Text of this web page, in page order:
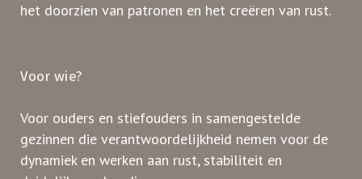
het doorzien van patronen en het creëren van rust.
Voor wie?
Voor ouders en stiefouders in samengestelde
gezinnen die verantwoordelijkheid nemen voor de
dynamiek en werken aan rust, stabiliteit en